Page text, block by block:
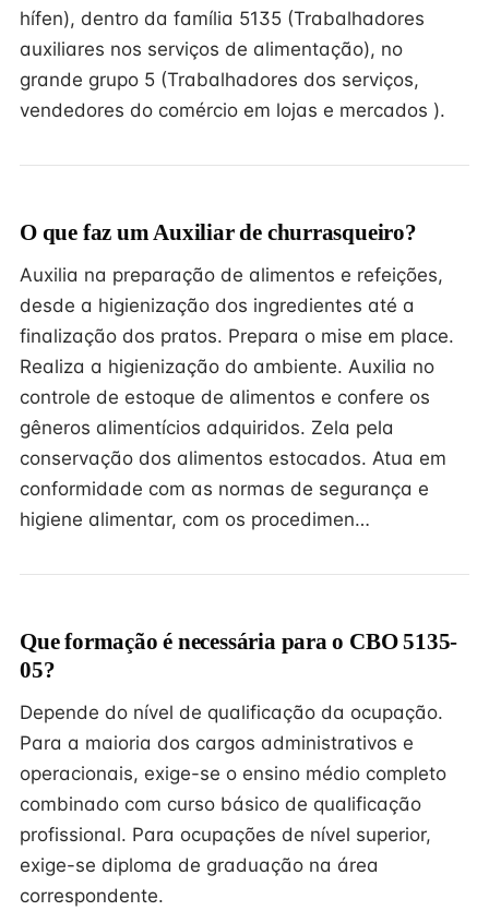
hífen), dentro da família 5135 (Trabalhadores
auxiliares nos serviços de alimentação), no
grande grupo 5 (Trabalhadores dos serviços,
vendedores do comércio em lojas e mercados ).
O que faz um Auxiliar de churrasqueiro?
Auxilia na preparação de alimentos e refeições,
desde a higienização dos ingredientes até a
finalização dos pratos. Prepara o mise em place.
Realiza a higienização do ambiente. Auxilia no
controle de estoque de alimentos e confere os
gêneros alimentícios adquiridos. Zela pela
conservação dos alimentos estocados. Atua em
conformidade com as normas de segurança e
higiene alimentar, com os procedimen…
Que formação é necessária para o CBO 5135-
05?
Depende do nível de qualificação da ocupação.
Para a maioria dos cargos administrativos e
operacionais, exige-se o ensino médio completo
combinado com curso básico de qualificação
profissional. Para ocupações de nível superior,
exige-se diploma de graduação na área
correspondente.